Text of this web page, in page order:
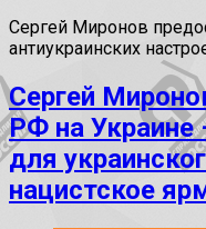
Сергей Миронов
антиукраинских
Сергей
РФ на Украине
для
нацистское